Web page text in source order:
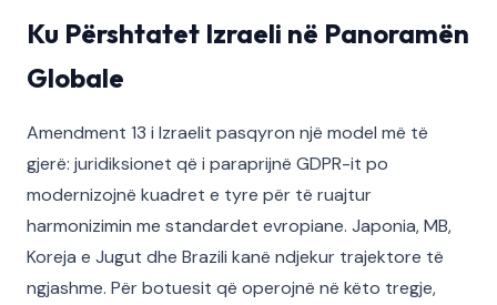
Ku Përshtatet Izraeli në Panoramën
Globale
Amendment 13 i Izraelit pasqyron një model më të
gjerë: juridiksionet që i paraprijnë GDPR-it po
modernizojnë kuadret e tyre për të ruajtur
harmonizimin me standardet evropiane. Japonia, MB,
Koreja e Jugut dhe Brazili kanë ndjekur trajektore të
ngjashme. Për botuesit që operojnë në këto tregje,